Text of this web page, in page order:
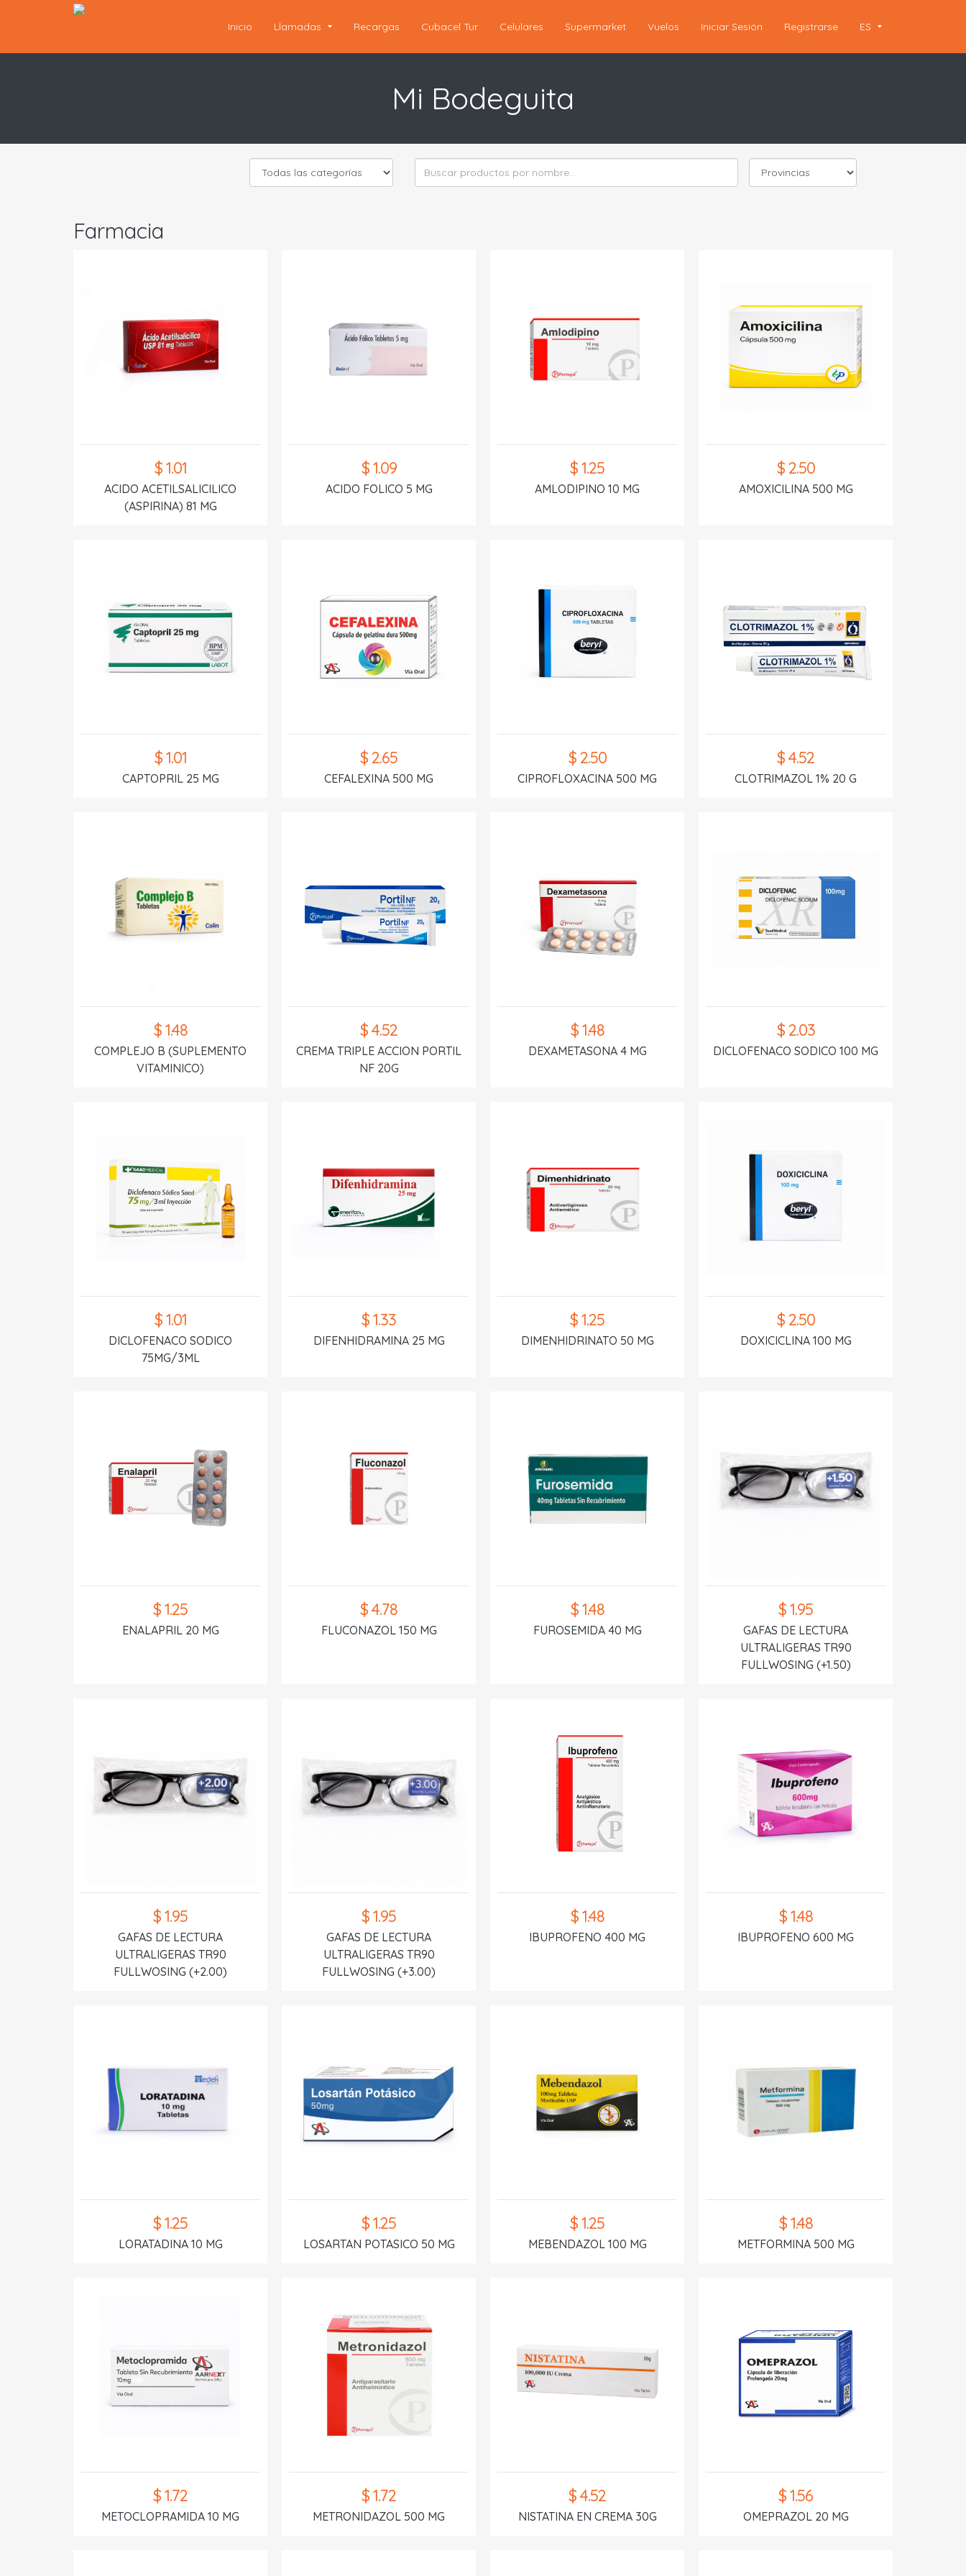
Inicio Llamadas Recargas Cubacel Tur Celulares Supermarket Vuelos Iniciar Sesión Registrarse ES
Mi Bodeguita
Farmacia
$ 1.01
ACIDO ACETILSALICILICO
(ASPIRINA) 81 MG
$ 1.09
ACIDO FOLICO 5 MG
$ 1.25
AMLODIPINO 10 MG
$ 2.50
AMOXICILINA 500 MG
$ 1.01
CAPTOPRIL 25 MG
$ 2.65
CEFALEXINA 500 MG
$ 2.50
CIPROFLOXACINA 500 MG
$ 4.52
CLOTRIMAZOL 1% 20 G
$ 1.48
COMPLEJO B (SUPLEMENTO
VITAMINICO)
$ 4.52
CREMA TRIPLE ACCION PORTIL
NF 20G
$ 1.48
DEXAMETASONA 4 MG
$ 2.03
DICLOFENACO SODICO 100 MG
$ 1.01
DICLOFENACO SODICO
75MG/3ML
$ 1.33
DIFENHIDRAMINA 25 MG
$ 1.25
DIMENHIDRINATO 50 MG
$ 2.50
DOXICICLINA 100 MG
$ 1.25
ENALAPRIL 20 MG
$ 4.78
FLUCONAZOL 150 MG
$ 1.48
FUROSEMIDA 40 MG
$ 1.95
GAFAS DE LECTURA
ULTRALIGERAS TR90
FULLWOSING (+1.50)
$ 1.95
GAFAS DE LECTURA
ULTRALIGERAS TR90
FULLWOSING (+2.00)
$ 1.95
GAFAS DE LECTURA
ULTRALIGERAS TR90
FULLWOSING (+3.00)
$ 1.48
IBUPROFENO 400 MG
$ 1.48
IBUPROFENO 600 MG
$ 1.25
LORATADINA 10 MG
$ 1.25
LOSARTAN POTASICO 50 MG
$ 1.25
MEBENDAZOL 100 MG
$ 1.48
METFORMINA 500 MG
$ 1.72
METOCLOPRAMIDA 10 MG
$ 1.72
METRONIDAZOL 500 MG
$ 4.52
NISTATINA EN CREMA 30G
$ 1.56
OMEPRAZOL 20 MG